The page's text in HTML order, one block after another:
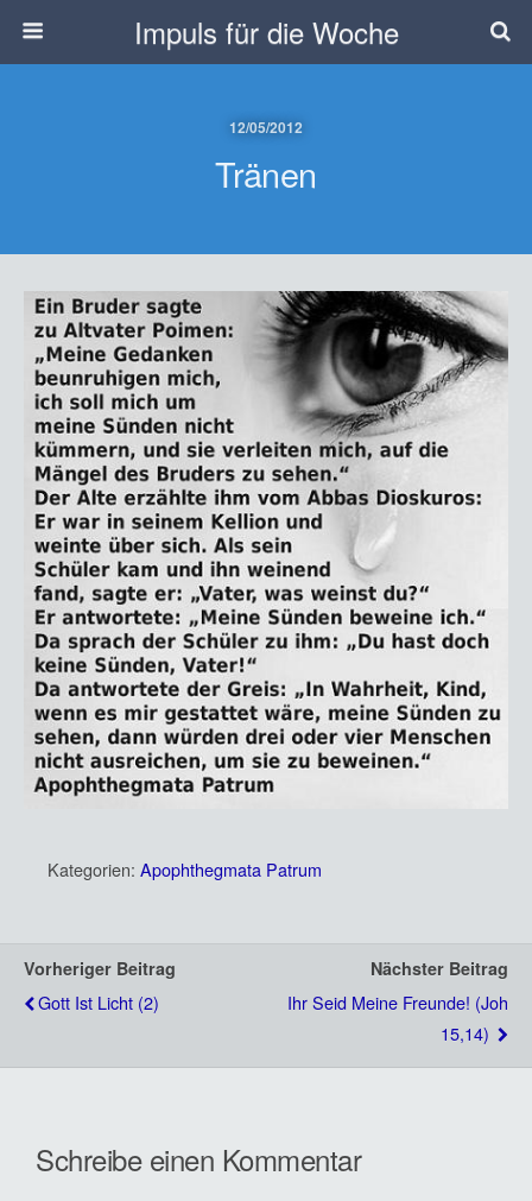
Impuls für die Woche
12/05/2012
Tränen
Kategorien: Apophthegmata Patrum
Vorheriger Beitrag
Gott Ist Licht (2)
Nächster Beitrag
Ihr Seid Meine Freunde! (Joh
15,14)
Schreibe einen Kommentar